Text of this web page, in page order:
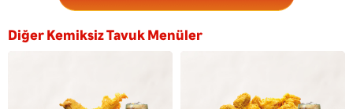
Diğer Kemiksiz Tavuk Menüler